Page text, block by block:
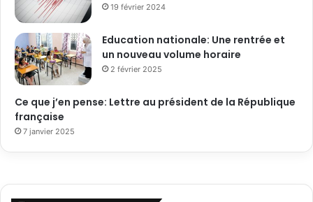
19 février 2024
Education nationale: Une rentrée et
un nouveau volume horaire
2 février 2025
Ce que j’en pense: Lettre au président de la République
française
7 janvier 2025